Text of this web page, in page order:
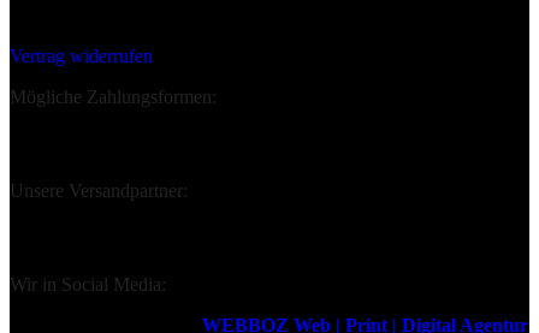
Vertrag widerrufen
Mögliche Zahlungsformen:
Unsere Versandpartner:
Wir in Social Media:
WEBBOZ Web | Print | Digital Agentur